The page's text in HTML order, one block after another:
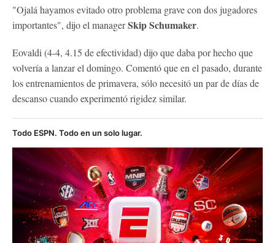
"Ojalá hayamos evitado otro problema grave con dos jugadores
importantes", dijo el managerSkip Schumaker.
Eovaldi (4-4, 4.15 de efectividad) dijo que daba por hecho que
volvería a lanzar el domingo. Comentó que en el pasado, durante
los entrenamientos de primavera, sólo necesitó un par de días de
descanso cuando experimentó rigidez similar.
Todo ESPN. Todo en un solo lugar.